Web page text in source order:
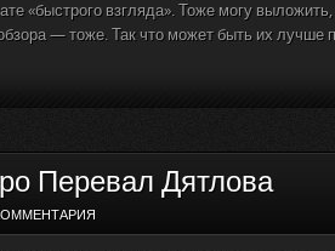
«быстрого взгляда». Тоже могу выложить,
— тоже. Так что может быть их лучше
Перевал Дятлова